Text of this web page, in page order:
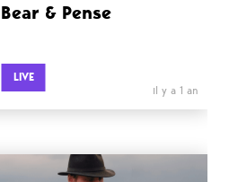
& Pense
LIVE
il y a 1 an